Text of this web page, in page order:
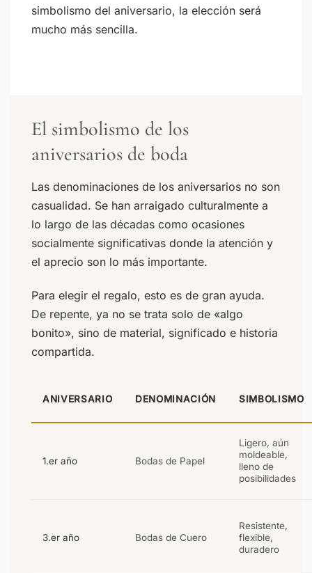
simbolismo del aniversario, la elección será
mucho más sencilla.
El simbolismo de los
aniversarios de boda
Las denominaciones de los aniversarios no son
casualidad. Se han arraigado culturalmente a
lo largo de las décadas como ocasiones
socialmente significativas donde la atención y
el aprecio son lo más importante.
Para elegir el regalo, esto es de gran ayuda.
De repente, ya no se trata solo de «algo
bonito», sino de material, significado e historia
compartida.
ANIVERSARIO DENOMINACIÓN SIMBOLISMO
1.er año Bodas de Papel
Ligero, aún
moldeable,
lleno de
posibilidades
3.er año Bodas de Cuero
Resistente,
flexible,
duradero